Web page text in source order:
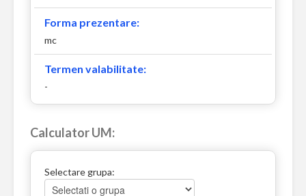
Forma prezentare:
mc
Termen valabilitate:
-
Calculator UM:
Selectare grupa: